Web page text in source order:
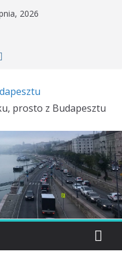
2026
prosto z Budapesztu